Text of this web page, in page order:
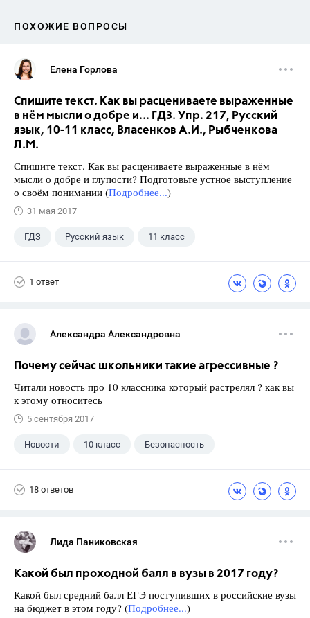
ПОХОЖИЕ ВОПРОСЫ
Елена Горлова
Спишите текст. Как вы расцениваете выраженные
в нём мысли о добре и... ГДЗ. Упр. 217, Русский
язык, 10-11 класс, Власенков А.И., Рыбченкова
Л.М.
Спишите текст. Как вы расцениваете выраженные в нём
мысли о добре и глупости? Подготовьте устное выступление
о своём понимании (Подробнее...)
31 мая 2017
ГДЗ Русский язык 11 класс
1 ответ
Александра Александровна
Почему сейчас школьники такие агрессивные ?
Читали новость про 10 классника который растрелял ? как вы
к этому относитесь
5 сентября 2017
Новости 10 класс Безопасность
18 ответов
Лида Паниковская
Какой был проходной балл в вузы в 2017 году?
Какой был средний балл ЕГЭ поступивших в российские вузы
на бюджет в этом году? (Подробнее...)